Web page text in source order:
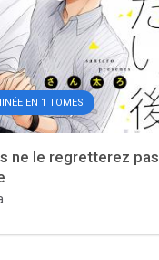
EN 1 TOMES
ne le regretterez pas